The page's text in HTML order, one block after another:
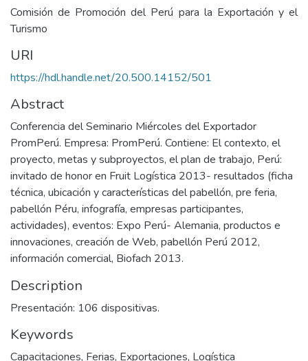
Comisión de Promoción del Perú para la Exportación y el
Turismo
URI
https://hdl.handle.net/20.500.14152/501
Abstract
Conferencia del Seminario Miércoles del Exportador
PromPerú. Empresa: PromPerú. Contiene: El contexto, el
proyecto, metas y subproyectos, el plan de trabajo, Perú:
invitado de honor en Fruit Logística 2013- resultados (ficha
técnica, ubicación y características del pabellón, pre feria,
pabellón Péru, infografía, empresas participantes,
actividades), eventos: Expo Perú- Alemania, productos e
innovaciones, creación de Web, pabellón Perú 2012,
información comercial, Biofach 2013.
Description
Presentación: 106 dispositivas.
Keywords
Capacitaciones, Ferias, Exportaciones, Logística